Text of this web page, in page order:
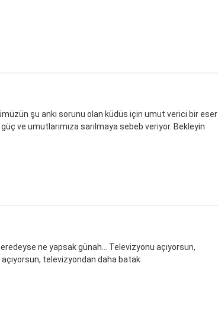
şu ankı sorunu olan küdüs için umut verici bir eser
ve umutlarımıza sarılmaya sebeb veriyor. Bekleyin
ne yapsak günah… Televizyonu açıyorsun,
açıyorsun, televizyondan daha batak